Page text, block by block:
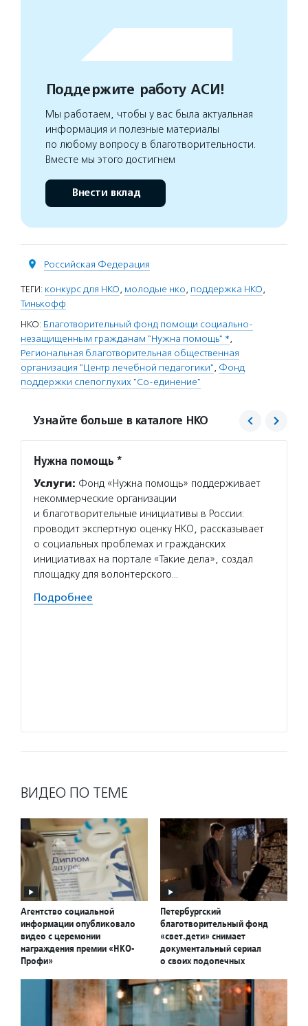
Поддержите работу АСИ!
Мы работаем, чтобы у вас была актуальная
информация и полезные материалы
по любому вопросу в благотворительности.
Вместе мы этого достигнем
Внести вклад
Российская Федерация
ТЕГИ: конкурс для НКО, молодые нко, поддержка НКО,
Тинькофф
НКО: Благотворительный фонд помощи социально-
незащищенным гражданам "Нужна помощь" *,
Региональная благотворительная общественная
организация "Центр лечебной педагогики", Фонд
поддержки слепоглухих "Со-единение"
Узнайте больше в каталоге НКО
Нужна помощь *
Услуги: Фонд «Нужна помощь» поддерживает
некоммерческие организации
и благотворительные инициативы в России:
проводит экспертную оценку НКО, рассказывает
о социальных проблемах и гражданских
инициативах на портале «Такие дела», создал
площадку для волонтерского…
Подробнее
ВИДЕО ПО ТЕМЕ
Агентство социальной
информации опубликовало
видео с церемонии
награждения премии «НКО-
Профи»
Петербургский
благотворительный фонд
«свет.дети» снимает
документальный сериал
о своих подопечных